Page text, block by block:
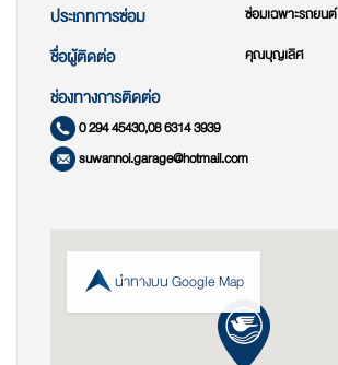
ประเภทการซ่อม ซ่อมเฉพาะรถยนต์
ชื่อผู้ติดต่อ คุณบุญเลิศ
ช่องทางการติดต่อ
0 294 45430,08 6314 3939
suwannoi.garage@hotmail.com
นำทางบน Google Map